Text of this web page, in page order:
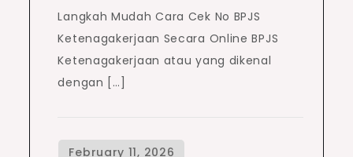
Langkah Mudah Cara Cek No BPJS
Ketenagakerjaan Secara Online BPJS
Ketenagakerjaan atau yang dikenal
dengan […]